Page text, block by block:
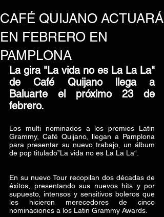
CAFÉ QUIJANO ACTUARÁ
EN FEBRERO EN
PAMPLONA
La gira "La vida no es La La La"
de Café Quijano llega a
Baluarte el próximo 23 de
febrero.
Los multi nominados a los premios Latin
Grammy, Café Quijano, llegan a Pamplona
para presentar su nuevo trabajo, un álbum
de pop titulado”La vida no es La La La“.
En su nuevo Tour recopilan dos décadas de
éxitos, presentando sus nuevos hits y por
supuesto, intensos y sensitivos boleros que
les hicieron merecedores de cinco
nominaciones a los Latin Grammy Awards.